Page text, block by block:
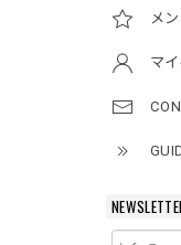
メ
マ